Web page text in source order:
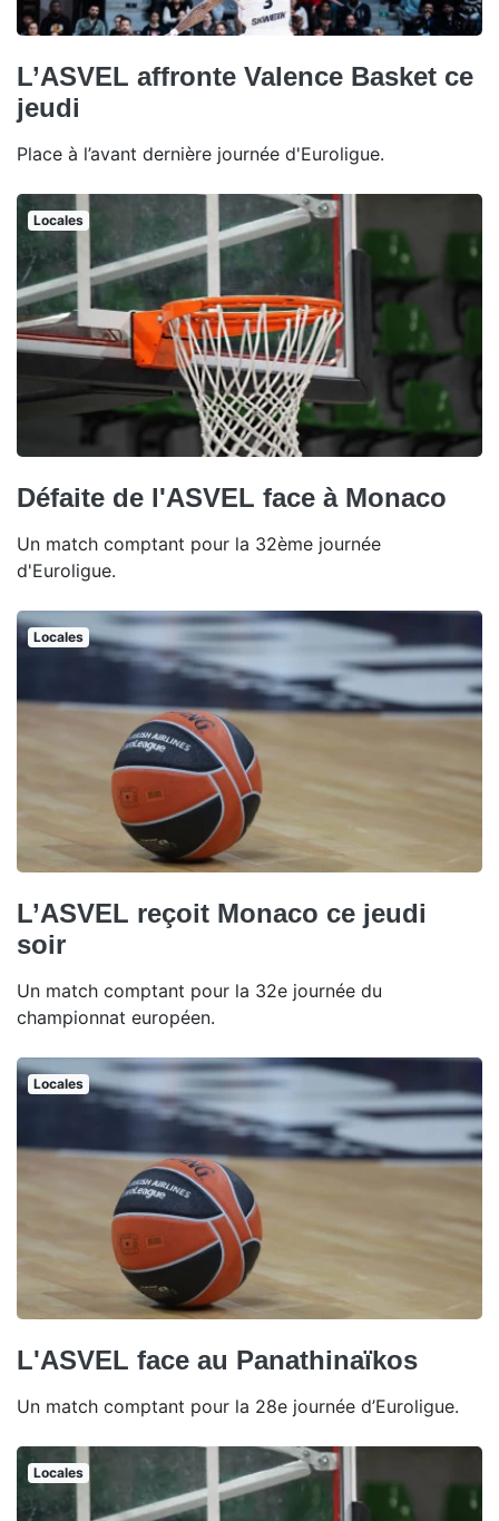
L’ASVEL affronte Valence Basket ce
jeudi
Place à l’avant dernière journée d'Euroligue.
Locales
Défaite de l'ASVEL face à Monaco
Un match comptant pour la 32ème journée
d'Euroligue.
Locales
L’ASVEL reçoit Monaco ce jeudi
soir
Un match comptant pour la 32e journée du
championnat européen.
Locales
L'ASVEL face au Panathinaïkos
Un match comptant pour la 28e journée d’Euroligue.
Locales